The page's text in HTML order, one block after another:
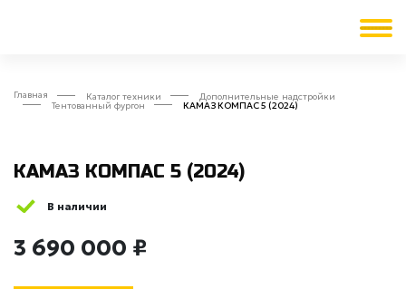
Главная Каталог техники Дополнительные надстройки
Тентованный фургон КАМАЗ КОМПАС 5 (2024)
КАМАЗ КОМПАС 5 (2024)
В наличии
3 690 000 ₽